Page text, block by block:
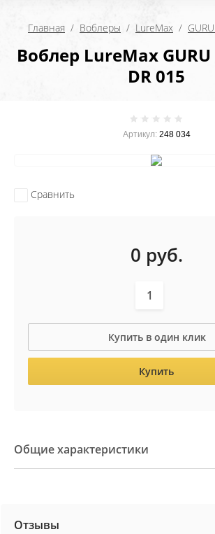
Главная
  /
Воблеры
  /
LureMax
  /
Воблер LureMax GURU
DR 015
Артикул:248 034
Сравнить
0 руб.
Купить в один клик
Купить
Общие характеристики
Отзывы